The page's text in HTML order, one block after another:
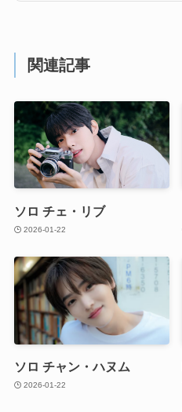
関連記事
ソロ チェ・リブ
2026-01-22
ソロ チャン・ハヌム
2026-01-22